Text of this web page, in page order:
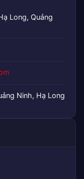
Long, Quảng
Ninh, Hạ Long